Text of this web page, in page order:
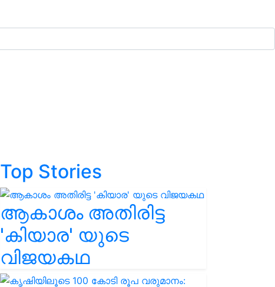
Top Stories
ആകാശം അതിരിട്ട
'കിയാര' യുടെ
വിജയകഥ